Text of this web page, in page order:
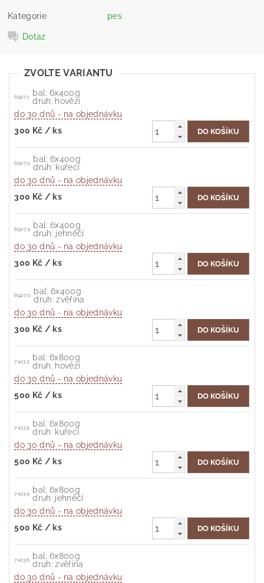
Kategorie pes
Dotaz
ZVOLTE VARIANTU
69271
bal: 6x400g
druh: hovězí
do 30 dnů - na objednávku
300 Kč / ks
69272
bal: 6x400g
druh: kuřecí
do 30 dnů - na objednávku
300 Kč / ks
69274
bal: 6x400g
druh: jehněčí
do 30 dnů - na objednávku
300 Kč / ks
69270
bal: 6x400g
druh: zvěřina
do 30 dnů - na objednávku
300 Kč / ks
74133
bal: 6x800g
druh: hovězí
do 30 dnů - na objednávku
500 Kč / ks
74135
bal: 6x800g
druh: kuřecí
do 30 dnů - na objednávku
500 Kč / ks
74134
bal: 6x800g
druh: jehněčí
do 30 dnů - na objednávku
500 Kč / ks
74136
bal: 6x800g
druh: zvěřina
do 30 dnů - na objednávku